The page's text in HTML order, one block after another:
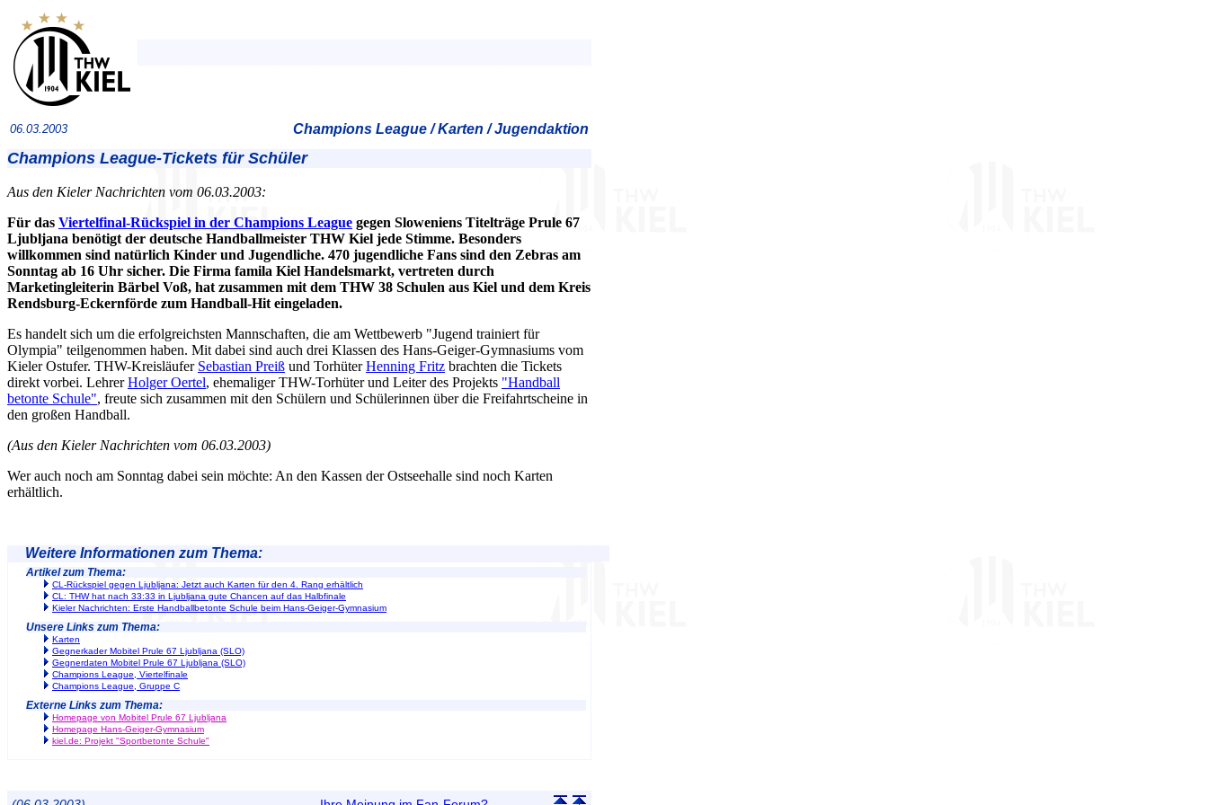
06.03.2003 Champions League / Karten / Jugendaktion
Champions League-Tickets für Schüler
Aus den Kieler Nachrichten vom 06.03.2003:
Für das Viertelfinal-Rückspiel in der Champions League gegen Sloweniens Titelträge Prule 67
Ljubljana benötigt der deutsche Handballmeister THW Kiel jede Stimme. Besonders
willkommen sind natürlich Kinder und Jugendliche. 470 jugendliche Fans sind den Zebras am
Sonntag ab 16 Uhr sicher. Die Firma famila Kiel Handelsmarkt, vertreten durch
Marketingleiterin Bärbel Voß, hat zusammen mit dem THW 38 Schulen aus Kiel und dem Kreis
Rendsburg-Eckernförde zum Handball-Hit eingeladen.
Es handelt sich um die erfolgreichsten Mannschaften, die am Wettbewerb "Jugend trainiert für
Olympia" teilgenommen haben. Mit dabei sind auch drei Klassen des Hans-Geiger-Gymnasiums vom
Kieler Ostufer. THW-Kreisläufer Sebastian Preiß und TorhüterHenning Fritz brachten die Tickets
direkt vorbei. LehrerHolger Oertel, ehemaliger THW-Torhüter und Leiter des Projekts "Handball
betonte Schule", freute sich zusammen mit den Schülern und Schülerinnen über die Freifahrtscheine in
den großen Handball.
(Aus den Kieler Nachrichten vom 06.03.2003)
Wer auch noch am Sonntag dabei sein möchte: An den Kassen der Ostseehalle sind noch Karten
erhältlich.
Weitere Informationen zum Thema:
Artikel zum Thema:
CL-Rückspiel gegen Ljubljana: Jetzt auch Karten für den 4. Rang erhältlich
CL: THW hat nach 33:33 in Ljubljana gute Chancen auf das Halbfinale
Kieler Nachrichten: Erste Handballbetonte Schule beim Hans-Geiger-Gymnasium
Unsere Links zum Thema:
Karten
Gegnerkader Mobitel Prule 67 Ljubljana (SLO)
Gegnerdaten Mobitel Prule 67 Ljubljana (SLO)
Champions League, Viertelfinale
Champions League, Gruppe C
Externe Links zum Thema:
Homepage von Mobitel Prule 67 Ljubljana
Homepage Hans-Geiger-Gymnasium
kiel.de: Projekt "Sportbetonte Schule"